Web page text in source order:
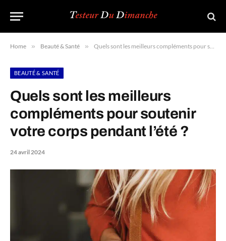
Home » Beauté & Santé » Quels sont les meilleurs compléments pour soutenir votre corps pendant l’été ?
BEAUTÉ & SANTÉ
Quels sont les meilleurs
compléments pour soutenir
votre corps pendant l’été ?
24 avril 2024